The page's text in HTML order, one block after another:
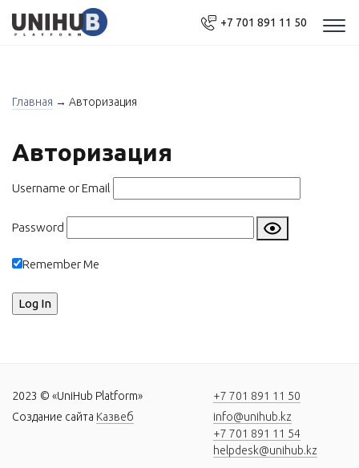
+7 701 891 11 50
Главная → Авторизация
Авторизация
Username or Email
Password
Remember Me
2023 © «UniHub Platform»
Создание сайта Казвеб
+7 701 891 11 50
info@unihub.kz
+7 701 891 11 54
helpdesk@unihub.kz